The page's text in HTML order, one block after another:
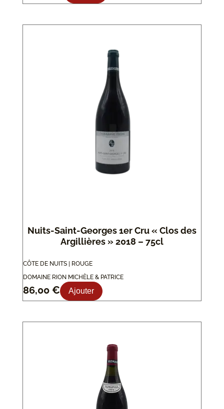
Nuits-Saint-Georges 1er Cru « Clos des
Argillières » 2018 – 75cl
CÔTE DE NUITS | ROUGE
DOMAINE RION MICHÈLE & PATRICE
86,00 € Ajouter